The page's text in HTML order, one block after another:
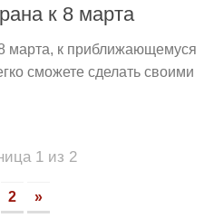
к 8 марта
марта, к приближающемуся
сможете сделать своими
1 из 2
2 »